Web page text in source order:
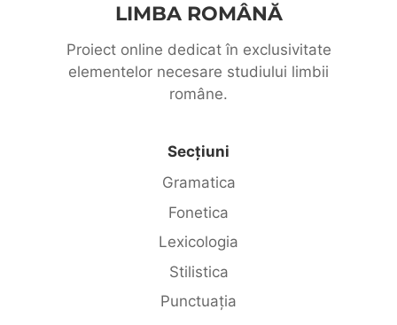
LIMBA ROMÂNĂ
Proiect online dedicat în exclusivitate
elementelor necesare studiului limbii
române.
Secțiuni
Gramatica
Fonetica
Lexicologia
Stilistica
Punctuația